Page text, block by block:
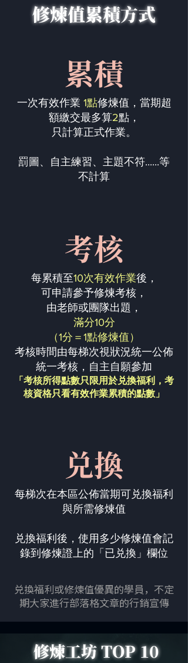
修煉值累積方式
累積
一次有效作業 1點修煉值，當期超
額繳交最多算2點，
只計算正式作業。
罰圖、自主練習、主題不符......等
不計算
考核
每累積至10次有效作業後，
可申請參予修煉考核，
由老師或團隊出題，
滿分10分
（1分＝1點修煉值）
考核時間由每梯次視狀況統一公佈
統一考核，自主自願參加
「考核所得點數只限用於兑換福利， 考
核資格只看有效作業累積的點數」
兑換
每梯次在本區公佈當期可兑換福利
與所需修煉值
兑換福利後，使用多少修煉值會記
錄到修煉證上的「已兑換」欄位
兑換福利或修煉值優異的學員，不定
期大家進行部落格文章的行銷宣傳
修煉工坊 TOP 10